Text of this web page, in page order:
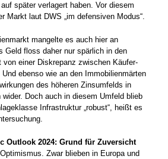
später verlagert haben. Vor diesem
Markt laut DWS „im defensiven Modus“.
mangelte es auch hier an
Geld floss daher nur spärlich in den
einer Diskrepanz zwischen Käufer-
ebenso wie an den Immobilienmärten
des höheren Zinsumfelds in
Doch auch in diesem Umfeld blieb
Infrastruktur „robust“, heißt es
Outlook 2024: Grund für Zuversicht
Zwar blieben in Europa und